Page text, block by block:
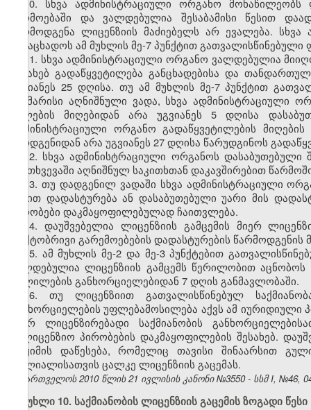
10. სხვა ადმინისტრაციული ორგანო
წარმოებაში და ვალდებულია შესაბამისი წესით
წარმოდგენა ლიცენზიის მაძიებელს არ ევალება.
განაცხადოს ამ მუხლის მე-7 პუნქტით
11. სხვა ადმინისტრაციული ორგანო ვალდებულია
შესახებ გადაწყვეტილება განცხადებისა და
უგვიანეს 25 დღისა. თუ ამ მუხლის მე-7 პუნქტით
საკმარისი აღნიშნული ვადა, სხვა
ასლების მიღებიდან არა უგვიანეს 5 დღისა
ადმინისტრაციული ორგანო გადაწყვეტილების
წარდგენიდან არა უგვიანეს 27 დღისა წარუდგინოს
12. სხვა ადმინისტრაციული ორგანოს
შემთხვევაში აღნიშნულ საკითხთან დაკავშირებით
13. თუ დადგენილ ვადაში სხვა ადმინისტრაციული
წესით დადასტურება ან დასაბუთებული უარი მის
პირობები დაკმაყოფილებულად ჩაითვლება.
14. დაუშვებელია ლიცენზიის გამცემის მიერ
ფაქტობრივი გარემოებების დადასტურების წარმოდგენის
15. ამ მუხლის მე-2 და მე-3 პუნქტებით
ვალდებულია ლიცენზიის გამცემს წერილობით
ცვლილების განხორციელებიდან 7 დღის განმავლობაში.
16. თუ ლიცენზიით გათვალისწინებულ
განხორციელების უფლებამოსილება აქვს ამ
მიერ ლიცენზირებადი საქმიანობის
სალიცენზიო პირობების დაკმაყოფილების შესახებ.
რეჟიმის დაწესება, რომელიც თავისი შინაარსით
ფილიალისათვის ცალკე ლიცენზიის გაცემას.
საქართველოს 2010 წლის 21 ივლისის კანონი №3550 - სსმ I, №46,
მუხლი 10. საქმიანობის ლიცენზიის გაცემის ზოგადი წესი